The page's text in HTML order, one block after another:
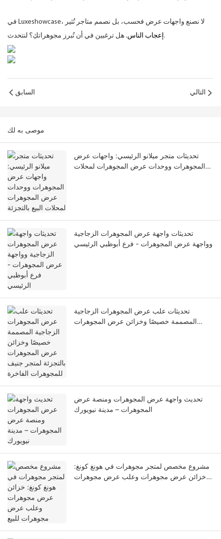
في Luxeshowcase، لا نصنع واجهات عرض فحسب، بل نصمم متاجر تُثير
إعجاب الناس. هل ترغبين في أن تُبرز مجوهراتكِ؟ لنتحدث.
السابق التالي
موصى به لك
تحديثات متجر ميلانو الرئيسي: واجهات عرض
المجوهرات ووحدات عرض المجوهرات لمحلات
تحديثات واجهة عرض المجوهرات الزجاجية
وواجهة عرض المجوهرات - فرع أبوظبي الرئيسي
تحديثات علب عرض المجوهرات الزجاجية
المصممة خصيصًا وخزائن عرض المجوهرات
تحديث واجهة عرض المجوهرات ومنصة عرض
المجوهرات – مدينة نيويورك
مشروع مخصص لمتجر مجوهرات في هونغ كونغ:
خزائن عرض مجوهرات وعلب عرض مجوهرات